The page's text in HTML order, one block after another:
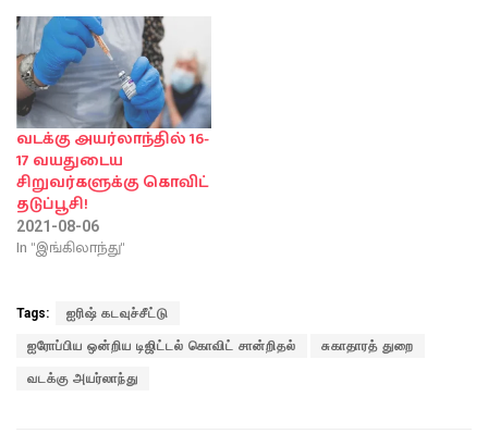
வடக்கு அயர்லாந்தில் 16-
17 வயதுடைய
சிறுவர்களுக்கு கொவிட்
தடுப்பூசி!
2021-08-06
In "இங்கிலாந்து"
Tags: ஐரிஷ் கடவுச்சீட்டு
ஐரோப்பிய ஒன்றிய டிஜிட்டல் கொவிட் சான்றிதல் சுகாதாரத் துறை
வடக்கு அயர்லாந்து